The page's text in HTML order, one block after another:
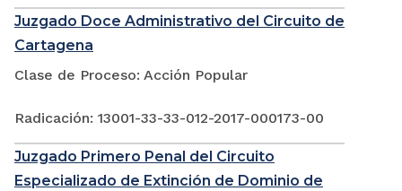
Juzgado Doce Administrativo del Circuito de
Cartagena
Clase de Proceso: Acción Popular
Radicación: 13001-33-33-012-2017-000173-00
Juzgado Primero Penal del Circuito
Especializado de Extinción de Dominio de